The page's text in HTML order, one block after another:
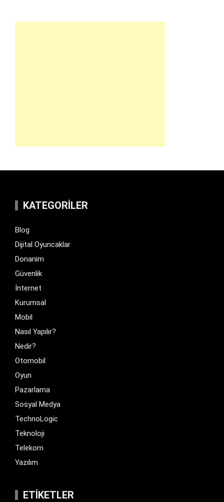
KATEGORILER
Blog
Dijital Oyuncaklar
Donanim
Güvenlik
İnternet
Kurumsal
Mobil
Nasıl Yapılır?
Nedir?
Otomobil
Oyun
Pazarlama
Sosyal Medya
TechnoLogic
Teknoloji
Telekom
Yazılım
ETIKETLER